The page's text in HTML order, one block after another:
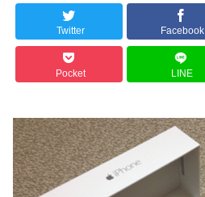
Twitter Facebook
Pocket LINE